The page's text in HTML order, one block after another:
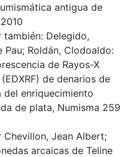
antigua de
también: Delegido,
Pau; Roldán, Clodoaldo:
de Rayos-X
de denarios de
enriquecimiento
de plata, Numisma 259
Chevillon, Jean Albert;
arcaicas de Teline